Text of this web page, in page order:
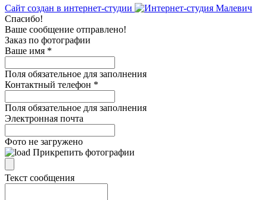
Сайт создан в интернет-студии
Спасибо!
Ваше сообщение отправлено!
Заказ по фотографии
Ваше имя *
Поля обязательное для заполнения
Контактный телефон *
Поля обязательное для заполнения
Электронная почта
Фото не загружено
Прикрепить фотографии
Текст сообщения